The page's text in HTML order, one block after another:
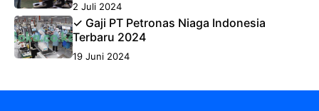
2 Juli 2024
✓ Gaji PT Petronas Niaga Indonesia
Terbaru 2024
19 Juni 2024